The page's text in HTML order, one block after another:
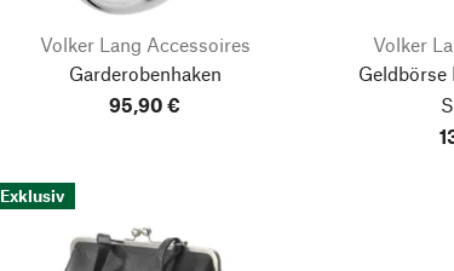
Volker Lang Accessoires
Garderobenhaken
95,90 €
Volker
Geldbörse
Exklusiv